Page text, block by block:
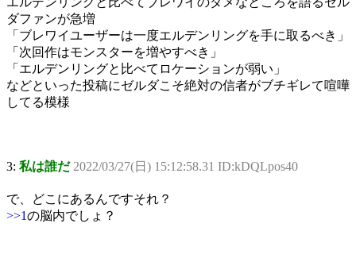
ダファンが急増
「ブレワイユーザーは一度エルデンリングを手に取るべき」
「次回作はモンスターを増やすべき」
「エルデンリングと比べてロケーションが弱い」
などといった投稿にゼルダこそ絶対の信者がブチギレて喧嘩
してる模様
3: 私は誰だ 2022/03/27(日) 15:12:58.31 ID:kDQLpos40
で、どこにあるんですそれ？
>>1の脳内でしょ？